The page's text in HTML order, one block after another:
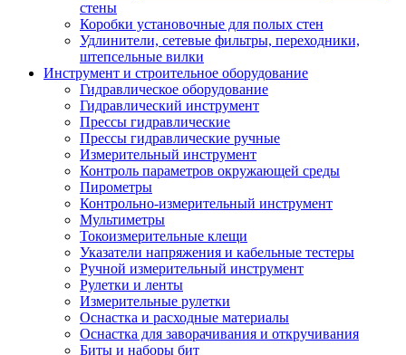
стены
Коробки установочные для полых стен
Удлинители, сетевые фильтры, переходники,
штепсельные вилки
Инструмент и строительное оборудование
Гидравлическое оборудование
Гидравлический инструмент
Прессы гидравлические
Прессы гидравлические ручные
Измерительный инструмент
Контроль параметров окружающей среды
Пирометры
Контрольно-измерительный инструмент
Мультиметры
Токоизмерительные клещи
Указатели напряжения и кабельные тестеры
Ручной измерительный инструмент
Рулетки и ленты
Измерительные рулетки
Оснастка и расходные материалы
Оснастка для заворачивания и откручивания
Биты и наборы бит